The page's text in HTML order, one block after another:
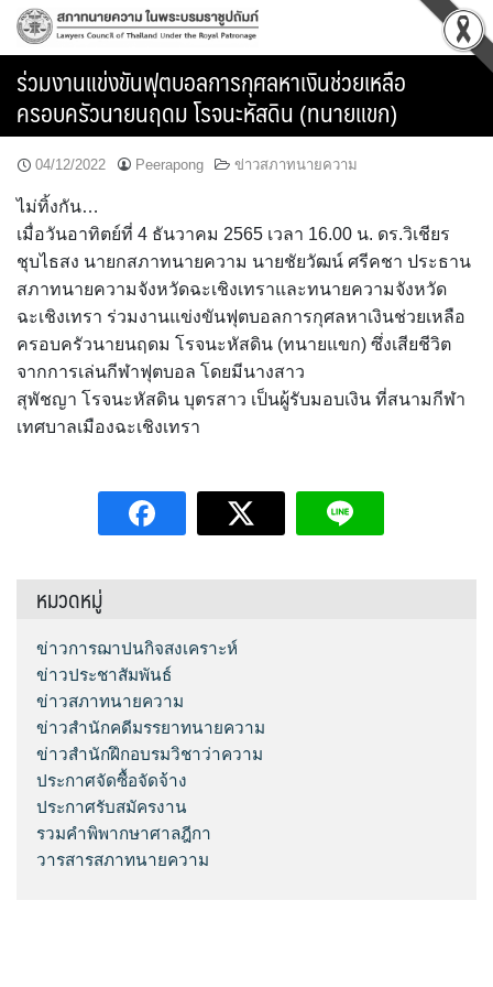
Skip
content
ร่วมงานแข่งขันฟุตบอลการกุศลหาเงินช่วยเหลือ
ครอบครัวนายนฤดม โรจนะหัสดิน (ทนายแขก)
04/12/2022 Peerapong ข่าวสภาทนายความ
ไม่ทิ้งกัน…
เมื่อวันอาทิตย์ที่ 4 ธันวาคม 2565 เวลา 16.00 น. ดร.วิเชียร
ชุบไธสง นายกสภาทนายความ นายชัยวัฒน์ ศรีคชา ประธาน
สภาทนายความจังหวัดฉะเชิงเทราและทนายความจังหวัด
ฉะเชิงเทรา ร่วมงานแข่งขันฟุตบอลการกุศลหาเงินช่วยเหลือ
ครอบครัวนายนฤดม โรจนะหัสดิน (ทนายแขก) ซึ่งเสียชีวิต
จากการเล่นกีฬาฟุตบอล โดยมีนางสาว
สุพัชญา โรจนะหัสดิน บุตรสาว เป็นผู้รับมอบเงิน ที่สนามกีฬา
เทศบาลเมืองฉะเชิงเทรา
หมวดหมู่
ข่าวการฌาปนกิจสงเคราะห์
ข่าวประชาสัมพันธ์
ข่าวสภาทนายความ
ข่าวสำนักคดีมรรยาทนายความ
ข่าวสำนักฝึกอบรมวิชาว่าความ
ประกาศจัดซื้อจัดจ้าง
ประกาศรับสมัครงาน
รวมคำพิพากษาศาลฎีกา
วารสารสภาทนายความ